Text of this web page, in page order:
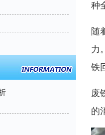
种
随
力
铁
废
的